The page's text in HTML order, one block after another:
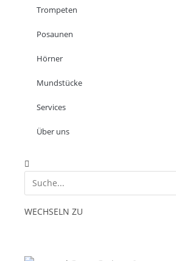
Trompeten
Posaunen
Hörner
Mundstücke
Services
Über uns
WECHSELN ZU